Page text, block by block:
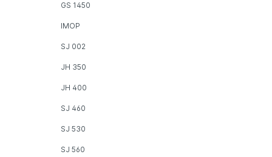
GS 1450
IMOP
SJ 002
JH 350
JH 400
SJ 460
SJ 530
SJ 560